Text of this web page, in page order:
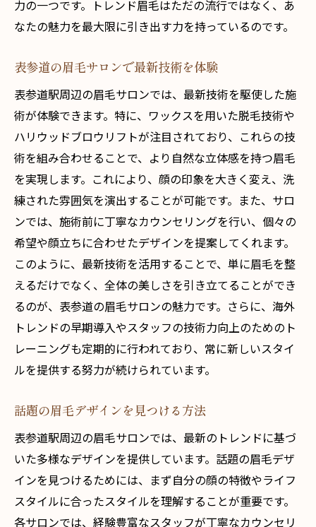
力の一つです。トレンド眉毛はただの流行ではなく、あ
なたの魅力を最大限に引き出す力を持っているのです。
表参道の眉毛サロンで最新技術を体験
表参道駅周辺の眉毛サロンでは、最新技術を駆使した施
術が体験できます。特に、ワックスを用いた脱毛技術や
ハリウッドブロウリフトが注目されており、これらの技
術を組み合わせることで、より自然な立体感を持つ眉毛
を実現します。これにより、顔の印象を大きく変え、洗
練された雰囲気を演出することが可能です。また、サロ
ンでは、施術前に丁寧なカウンセリングを行い、個々の
希望や顔立ちに合わせたデザインを提案してくれます。
このように、最新技術を活用することで、単に眉毛を整
えるだけでなく、全体の美しさを引き立てることができ
るのが、表参道の眉毛サロンの魅力です。さらに、海外
トレンドの早期導入やスタッフの技術力向上のためのト
レーニングも定期的に行われており、常に新しいスタイ
ルを提供する努力が続けられています。
話題の眉毛デザインを見つける方法
表参道駅周辺の眉毛サロンでは、最新のトレンドに基づ
いた多様なデザインを提供しています。話題の眉毛デザ
インを見つけるためには、まず自分の顔の特徴やライフ
スタイルに合ったスタイルを理解することが重要です。
各サロンでは、経験豊富なスタッフが丁寧なカウンセリ